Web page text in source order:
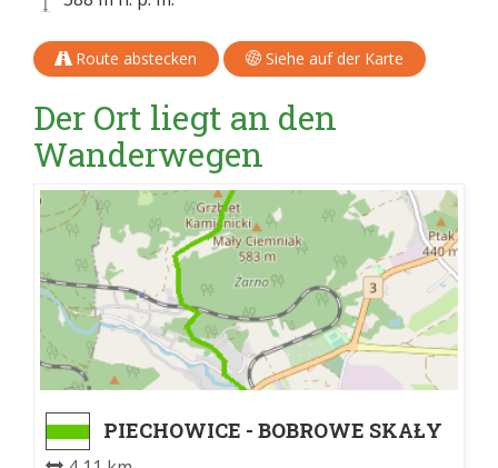
Route abstecken Siehe auf der Karte
Der Ort liegt an den
Wanderwegen
PIECHOWICE - BOBROWE SKAŁY